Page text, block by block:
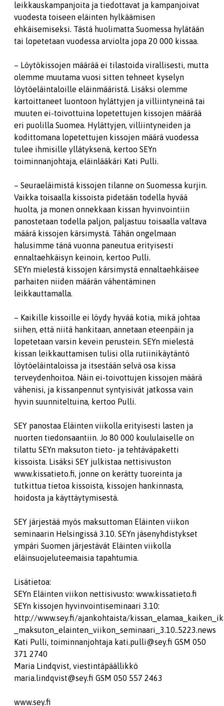
leikkauskampanjoita ja tiedottavat ja kampanjoivat
vuodesta toiseen eläinten hylkäämisen
ehkäisemiseksi. Tästä huolimatta Suomessa hylätään
tai lopetetaan vuodessa arviolta jopa 20 000 kissaa.
– Löytökissojen määrää ei tilastoida virallisesti, mutta
olemme muutama vuosi sitten tehneet kyselyn
löytöeläintaloille eläinmääristä. Lisäksi olemme
kartoittaneet luontoon hylättyjen ja villiintyneinä tai
muuten ei-toivottuina lopetettujen kissojen määrää
eri puolilla Suomea. Hylättyjen, villiintyneiden ja
kodittomana lopetettujen kissojen määrä vuodessa
tulee ihmisille yllätyksenä, kertoo SEYn
toiminnanjohtaja, eläinlääkäri Kati Pulli.
– Seuraeläimistä kissojen tilanne on Suomessa kurjin.
Vaikka toisaalla kissoista pidetään todella hyvää
huolta, ja monen onnekkaan kissan hyvinvointiin
panostetaan todella paljon, paljastuu toisaalla valtava
määrä kissojen kärsimystä. Tähän ongelmaan
halusimme tänä vuonna paneutua erityisesti
ennaltaehkäisyn keinoin, kertoo Pulli.
SEYn mielestä kissojen kärsimystä ennaltaehkäisee
parhaiten niiden määrän vähentäminen
leikkauttamalla.
– Kaikille kissoille ei löydy hyvää kotia, mikä johtaa
siihen, että niitä hankitaan, annetaan eteenpäin ja
lopetetaan varsin kevein perustein. SEYn mielestä
kissan leikkauttamisen tulisi olla rutiinikäytäntö
löytöeläintaloissa ja itsestään selvä osa kissa
terveydenhoitoa. Näin ei-toivottujen kissojen määrä
vähenisi, ja kissanpennut syntyisivät jatkossa vain
hyvin suunniteltuina, kertoo Pulli.
SEY panostaa Eläinten viikolla erityisesti lasten ja
nuorten tiedonsaantiin. Jo 80 000 koululaiselle on
tilattu SEYn maksuton tieto- ja tehtäväpaketti
kissoista. Lisäksi SEY julkistaa nettisivuston
www.kissatieto.fi, jonne on kerätty tuoreinta ja
tutkittua tietoa kissoista, kissojen hankinnasta,
hoidosta ja käyttäytymisestä.
SEY järjestää myös maksuttoman Eläinten viikon
seminaarin Helsingissä 3.10. SEYn jäsenyhdistykset
ympäri Suomen järjestävät Eläinten viikolla
eläinsuojeluteemaisia tapahtumia.
Lisätietoa:
SEYn Eläinten viikon nettisivusto: www.kissatieto.fi
SEYn kissojen hyvinvointiseminaari 3.10:
http://www.sey.fi/ajankohtaista/
_maksuton_elainten_viikon_seminaari_3.10..5223.news
Kati Pulli, toiminnanjohtaja kati.pulli@sey.fi GSM 050
371 2740
Maria Lindqvist, viestintäpäällikkö
maria.lindqvist@sey.fi GSM 050 557 2463
www.sey.fi